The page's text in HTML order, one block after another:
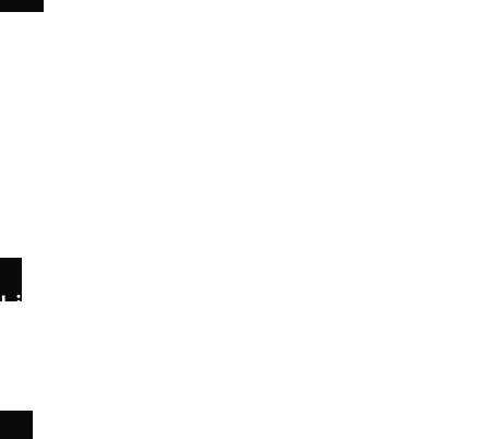
frescura e equilíbrio.
Links Úteis